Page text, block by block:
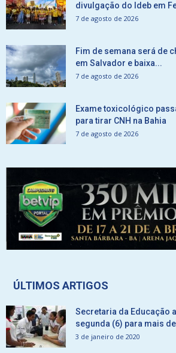
divulgação do Ideb em
7 de agosto de 2026
Fim de semana será de
em Salvador e baixa...
7 de agosto de 2026
Exame toxicológico
para tirar CNH na Bahia
7 de agosto de 2026
ÚLTIMOS ARTIGOS
Secretaria da Educação
segunda (6) para mais de
3 de janeiro de 2020